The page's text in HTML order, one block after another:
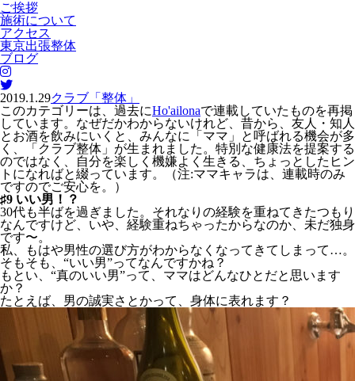
ご挨拶
施術について
アクセス
東京出張整体
ブログ
2019.1.29クラブ「整体」
このカテゴリーは、過去にHo'ailonaで連載していたものを再掲
しています。なぜだかわからないけれど、昔から、友人・知人
とお酒を飲みにいくと、みんなに「ママ」と呼ばれる機会が多
く、「クラブ整体」が生まれました。特別な健康法を提案する
のではなく、自分を楽しく機嫌よく生きる、ちょっとしたヒン
トになればと綴っています。（注:ママキャラは、連載時のみ
ですのでご安心を。）
♯9 いい男！？
30代も半ばを過ぎました。それなりの経験を重ねてきたつもり
なんですけど、いや、経験重ねちゃったからなのか、未だ独身
です〜。
私、もはや男性の選び方がわからなくなってきてしまって…。
そもそも、“いい男”ってなんですかね？
もとい、“真のいい男”って、ママはどんなひとだと思います
か？
たとえば、男の誠実さとかって、身体に表れます？